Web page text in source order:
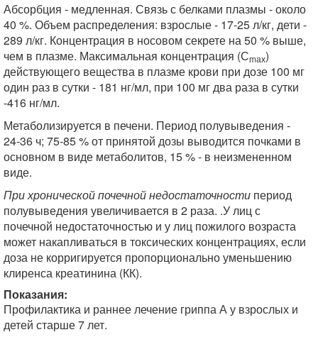
Абсорбция - медленная. Связь с белками плазмы - около
40 %. Объем распределения: взрослые - 17-25 л/кг, дети -
289 л/кг. Концентрация в носовом секрете на 50 % выше,
чем в плазме. Максимальная концентрация (Сmах)
действующего вещества в плазме крови при дозе 100 мг
один раз в сутки - 181 нг/мл, при 100 мг два раза в сутки
-416 нг/мл.
Метаболизируется в печени. Период полувыведения -
24-36 ч; 75-85 % от принятой дозы выводится почками в
основном в виде метаболитов, 15 % - в неизмененном
виде.
При хронической почечной недостаточности период
полувыведения увеличивается в 2 раза. .У лиц с
почечной недостаточностью и у лиц пожилого возраста
может накапливаться в токсических концентрациях, если
доза не корригируется пропорционально уменьшению
клиренса креатинина (КК).
Показания:
Профилактика и раннее лечение гриппа А у взрослых и
детей старше 7 лет.